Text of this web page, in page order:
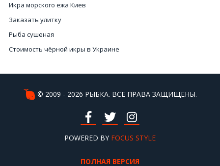
Икра морского ежа Киев
Заказать улитку
Рыба сушеная
Стоимость чёрной икры в Украине
Интернет магазин рыба
Икра вяленая Киев
© 2009 - 2026 РЫБКА. ВСЕ ПРАВА ЗАЩИЩЕНЫ.
POWERED BY FOCUS STYLE
ПОЛНАЯ ВЕРСИЯ